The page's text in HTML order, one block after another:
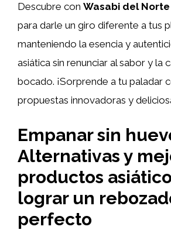
Descubre con Wasabi del Norte
para darle un giro diferente a tus
manteniendo la esencia y
asiática sin renunciar al sabor y la
bocado. ¡Sorprende a tu paladar
propuestas innovadoras y
Empanar sin
Alternativas y
productos
lograr un
perfecto